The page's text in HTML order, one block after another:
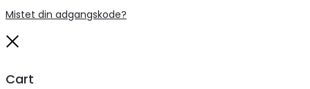
Mistet din adgangskode?
Cart